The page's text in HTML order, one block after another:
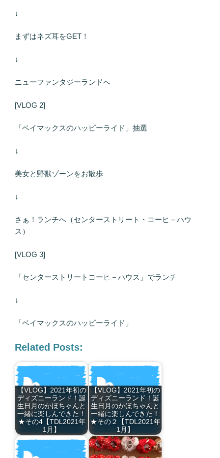
↓
まずはネズ耳をGET！
↓
ニューファンタジーランドへ
[VLOG 2]
「ベイマックスのハッピーライド」抽選
↓
美女と野獣ゾーンをお散歩
↓
さぁ！ランチへ（センターストリート・コーヒ－ハウ
ス）
[VLOG 3]
「センターストリートコーヒ－ハウス」でランチ
↓
「ベイマックスのハッピーライド」
Related Posts:
【VLOG】2021年初の
ディズニーランド！誕
生日月のかほちゃんと
一緒に楽しんできた！
★その4【TDL2021年
1月】
【VLOG】2021年初の
ディズニーランド！誕
生日月のかほちゃんと
一緒に楽しんできた！
★その２【TDL2021年
1月】